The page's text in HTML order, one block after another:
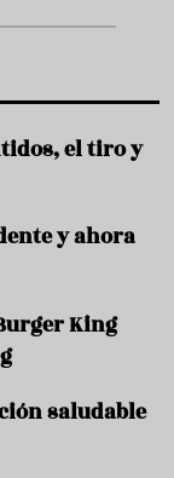
el tiro y
y ahora
King
saludable